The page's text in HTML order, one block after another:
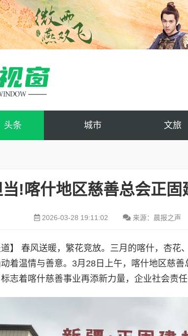
头条 城市 文旅
!喀什地区慈善总会正
2026-03-28 19:11:02 来源：晨报之声
】 春风送暖，繁花竞放。三月的喀什，杏花
着温情与善意。3月28日上午，喀什地区慈
志着喀什慈善事业再添新力量，企业社会责任